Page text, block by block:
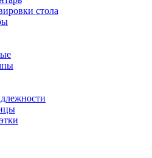
стола